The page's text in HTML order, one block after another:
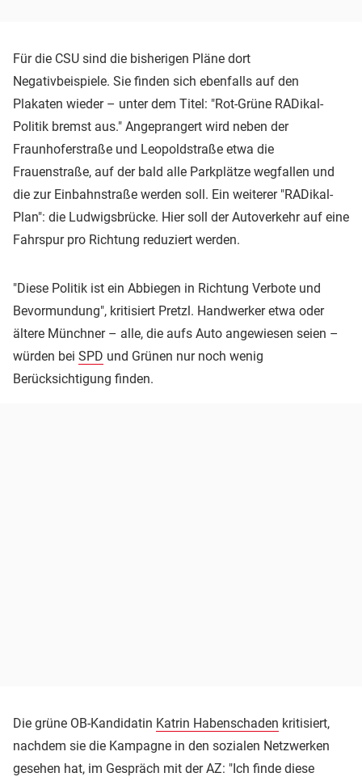
Für die CSU sind die bisherigen Pläne dort
Negativbeispiele. Sie finden sich ebenfalls auf den
Plakaten wieder – unter dem Titel: "Rot-Grüne RADikal-
Politik bremst aus." Angeprangert wird neben der
Fraunhoferstraße und Leopoldstraße etwa die
Frauenstraße, auf der bald alle Parkplätze wegfallen und
die zur Einbahnstraße werden soll. Ein weiterer "RADikal-
Plan": die Ludwigsbrücke. Hier soll der Autoverkehr auf eine
Fahrspur pro Richtung reduziert werden.
"Diese Politik ist ein Abbiegen in Richtung Verbote und
Bevormundung", kritisiert Pretzl. Handwerker etwa oder
ältere Münchner – alle, die aufs Auto angewiesen seien –
würden bei SPD und Grünen nur noch wenig
Berücksichtigung finden.
Die grüne OB-Kandidatin Katrin Habenschaden kritisiert,
nachdem sie die Kampagne in den sozialen Netzwerken
gesehen hat, im Gespräch mit der AZ: "Ich finde diese